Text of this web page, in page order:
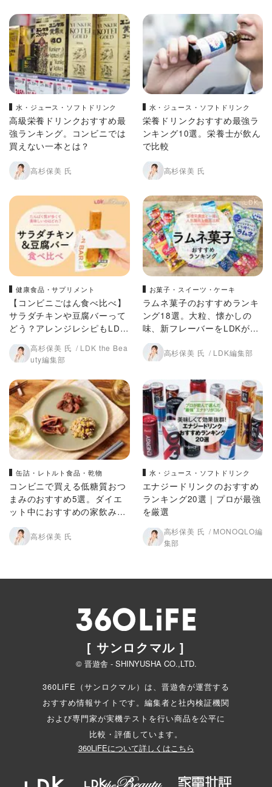
水・ジュース・ソフトドリンク
高級栄養ドリンクおすすめ最
強ランキング。コンビニでは
買えない一本とは？
高杉保美 氏
水・ジュース・ソフトドリンク
栄養ドリンクおすすめ最強ラ
ンキング10選。栄養士が飲ん
で比較
高杉保美 氏
健康食品・サプリメント
【コンビニごはん食べ比べ】
サラダチキンや豆腐バーって
どう？アレンジレシピもLDK
高杉保美 氏
LDK the Bea
uty編集部
お菓子・スイーツ・ケーキ
ラムネ菓子のおすすめランキ
ング18選。大粒、懐かしの
味、新フレーバーをLDKが徹
底比較
高杉保美 氏 LDK編集部
缶詰・レトルト食品・乾物
コンビニで買える低糖質おつ
まみのおすすめ5選。ダイエ
ット中におすすめの家飲みル
ールをLDKが紹介！
高杉保美 氏
水・ジュース・ソフトドリンク
エナジードリンクのおすすめ
ランキング20選｜プロが最強
を厳選
高杉保美 氏
MONOQLO編
集部
[ サンロクマル ]
© 晋遊舎 - SHINYUSHA CO.,LTD.
360LiFE（サンロクマル）は、晋遊舎が運営する
おすすめ情報サイトです。編集者と社内検証機関
および専門家が実機テストを行い商品を公平に
比較・評価しています。
360LiFEについて詳しくはこちら